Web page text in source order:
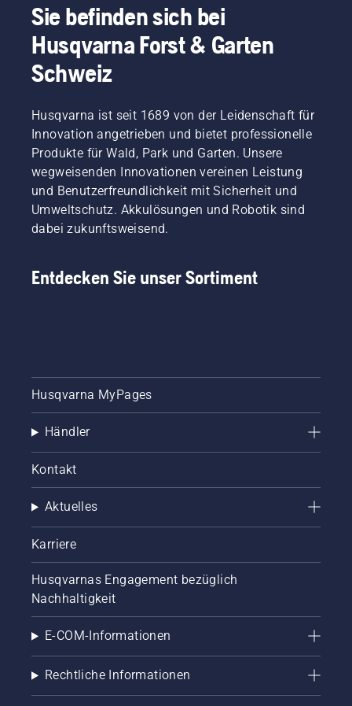
hervorragende Manövrierbarkeit und ein
benutzerorientiertes Design verfügen. Wenn Sie
Stabheckenscheren
Sie befinden sich bei
Husqvarna Forst & Garten
Schweiz
Husqvarna ist seit 1689 von der Leidenschaft für
Innovation angetrieben und bietet professionelle
Produkte für Wald, Park und Garten. Unsere
wegweisenden Innovationen vereinen Leistung
und Benutzerfreundlichkeit mit Sicherheit und
Umweltschutz. Akkulösungen und Robotik sind
dabei zukunftsweisend.
Entdecken Sie unser Sortiment
Husqvarna MyPages
Händler
Kontakt
Aktuelles
Karriere
Husqvarnas Engagement bezüglich
Nachhaltigkeit
E-COM-Informationen
Rechtliche Informationen